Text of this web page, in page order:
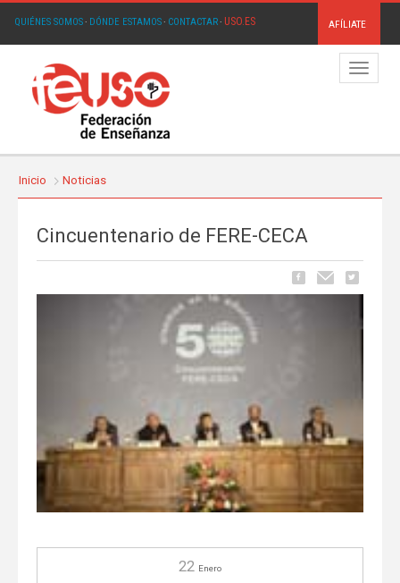
QUIÉNES SOMOS· DÓNDE ESTAMOS· CONTACTAR· USO.ES AFÍLIATE
Menú
Inicio Noticias
Cincuentenario de FERE-CECA
22 Enero